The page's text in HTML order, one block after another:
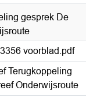
gesprek De
voorblad.pdf
Terugkoppeling
Onderwijsroute